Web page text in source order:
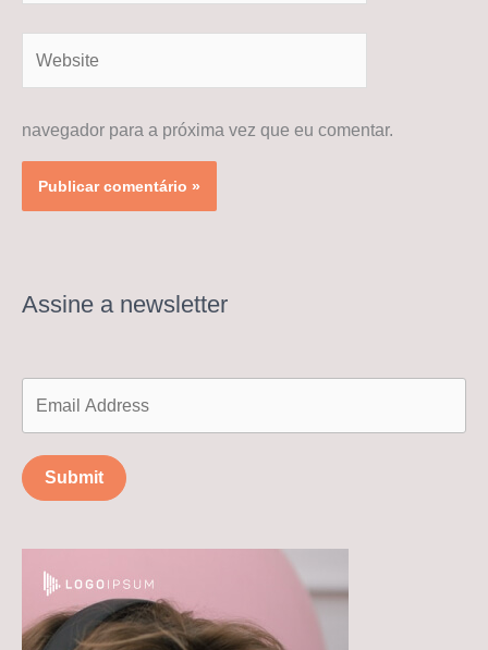
navegador para a próxima vez que eu comentar.
Assine a newsletter
Submit